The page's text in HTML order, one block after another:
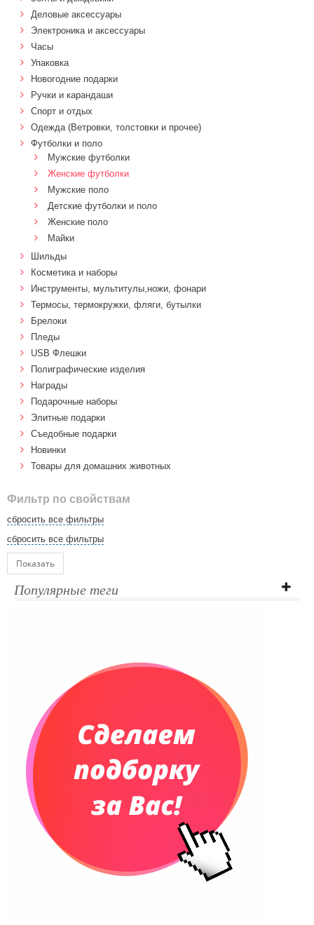
Деловые аксессуары
Электроника и аксессуары
Часы
Упаковка
Новогодние подарки
Ручки и карандаши
Спорт и отдых
Одежда (Ветровки, толстовки и прочее)
Футболки и поло
Мужские футболки
Женские футболки
Мужские поло
Детские футболки и поло
Женские поло
Майки
Шильды
Косметика и наборы
Инструменты, мультитулы,ножи, фонари
Термосы, термокружки, фляги, бутылки
Брелоки
Пледы
USB Флешки
Полиграфические изделия
Награды
Подарочные наборы
Элитные подарки
Cъедобные подарки
Новинки
Товары для домашних животных
Фильтр по свойствам
сбросить все фильтры
сбросить все фильтры
Показать
Популярные теги